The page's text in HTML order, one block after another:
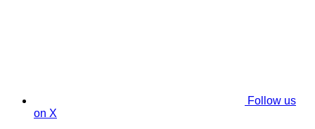
Follow us
on X